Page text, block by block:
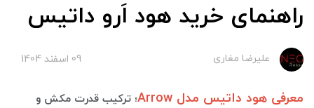
راهنمای خرید هود اَرو داتیس
علیرضا مغاری 09 اسفند 1404
معرفی هود داتیس مدل Arrow
؛ ترکیب قدرت مکش و